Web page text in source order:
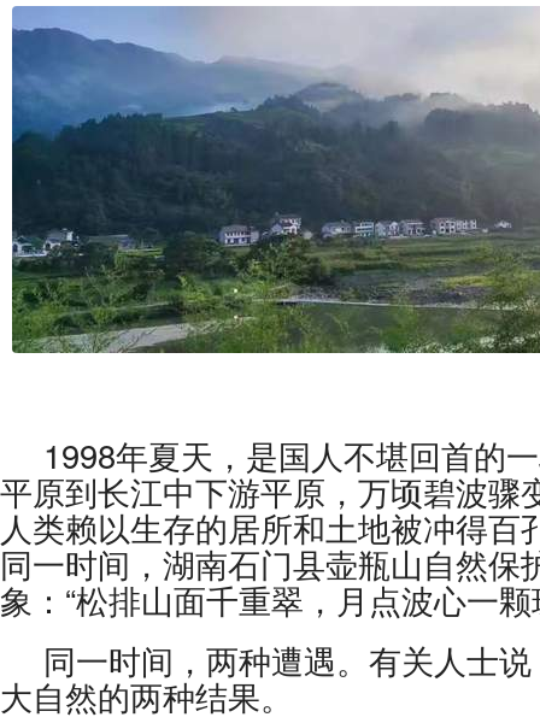
1998年夏天，是国人不堪回首的
平原到长江中下游平原，万顷碧波骤
人类赖以生存的居所和土地被冲得百
同一时间，湖南石门县壶瓶山自然保
象：“松排山面千重翠，月点波心一颗
同一时间，两种遭遇。有关人士
大自然的两种结果。